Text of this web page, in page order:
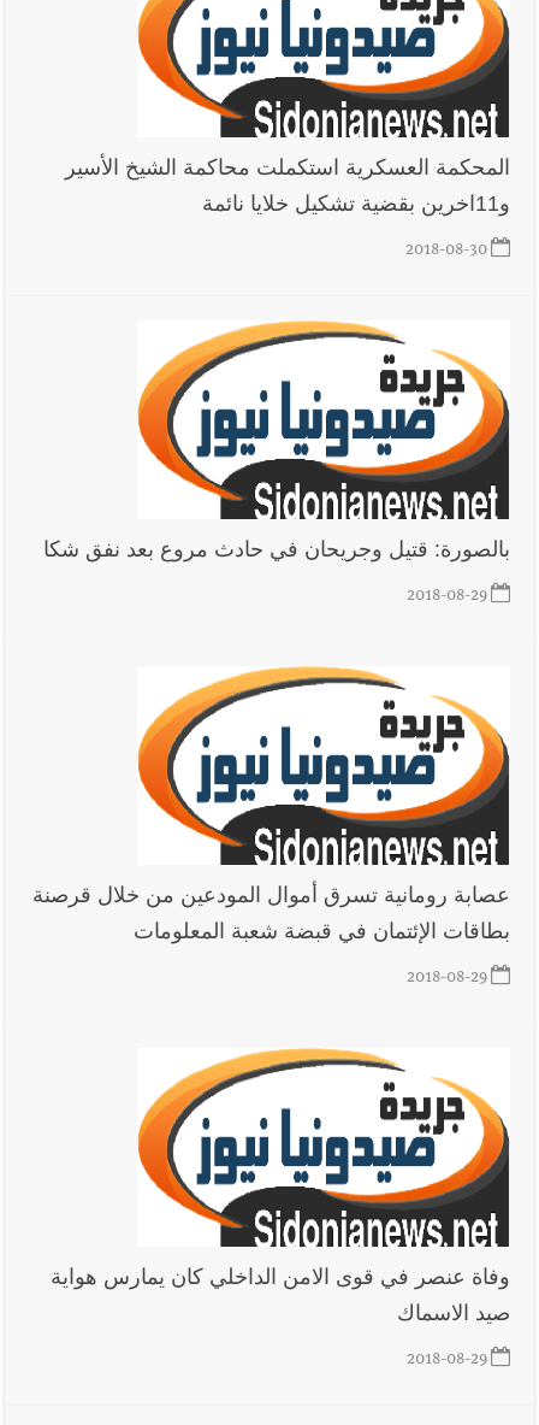
المحكمة العسكرية استكملت محاكمة الشيخ الأسير
و11اخرين بقضية تشكيل خلايا نائمة
2018-08-30
بالصورة: قتيل وجريحان في حادث مروع بعد نفق شكا
2018-08-29
عصابة رومانية تسرق أموال المودعين من خلال قرصنة
بطاقات الإئتمان في قبضة شعبة المعلومات
2018-08-29
وفاة عنصر في قوى الامن الداخلي كان يمارس هواية
صيد الاسماك
2018-08-29